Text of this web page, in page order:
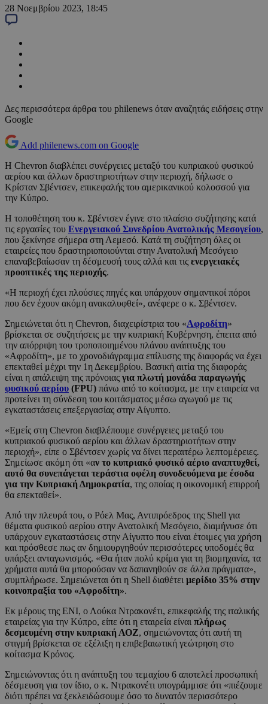
28 Νοεμβρίου 2023, 18:45
Δες περισσότερα άρθρα του philenews όταν αναζητάς ειδήσεις στην
Google
Add philenews.com on Google
Η Chevron διαβλέπει συνέργειες μεταξύ του κυπριακού φυσικού
αερίου και άλλων δραστηριοτήτων στην περιοχή, δήλωσε ο
Κρίσταν Σβέντσεν, επικεφαλής του αμερικανικού κολοσσού για
την Κύπρο.
Η τοποθέτηση του κ. Σβέντσεν έγινε στο πλαίσιο συζήτησης κατά
τις εργασίες του Ενεργειακού Συνεδρίου Ανατολικής Μεσογείου,
που ξεκίνησε σήμερα στη Λεμεσό. Κατά τη συζήτηση όλες οι
εταιρείες που δραστηριοποιούνται στην Ανατολική Μεσόγειο
επαναβεβαίωσαν τη δέσμευσή τους αλλά και τις ενεργειακές
προοπτικές της περιοχής.
«Η περιοχή έχει πλούσιες πηγές και υπάρχουν σημαντικοί πόροι
που δεν έχουν ακόμη ανακαλυφθεί», ανέφερε ο κ. Σβέντσεν.
Σημειώνεται ότι η Chevron, διαχειρίστρια του «Αφροδίτη»
βρίσκεται σε συζητήσεις με την κυπριακή Κυβέρνηση, έπειτα από
την απόρριψη του τροποποιημένου πλάνου ανάπτυξης του
«Αφροδίτη», με το χρονοδιάγραμμα επίλυσης της διαφοράς να έχει
επεκταθεί μέχρι την 1η Δεκεμβρίου. Βασική αιτία της διαφοράς
είναι η απάλειψη της πρόνοιας για πλωτή μονάδα παραγωγής
φυσικού αερίου (FPU) πάνω από το κοίτασμα, με την εταιρεία να
προτείνει τη σύνδεση του κοιτάσματος μέσω αγωγού με τις
εγκαταστάσεις επεξεργασίας στην Αίγυπτο.
«Εμείς στη Chevron διαβλέπουμε συνέργειες μεταξύ του
κυπριακού φυσικού αερίου και άλλων δραστηριοτήτων στην
περιοχή», είπε ο Σβέντσεν χωρίς να δίνει περαιτέρω λεπτομέρειες.
Σημείωσε ακόμη ότι «αν το κυπριακό φυσικό αέριο αναπτυχθεί,
αυτό θα συνεπάγεται τεράστια οφέλη συνοδευόμενα με έσοδα
για την Κυπριακή Δημοκρατία, της οποίας η οικονομική επιρροή
θα επεκταθεί».
Από την πλευρά του, ο Ρόελ Μας, Αντιπρόεδρος της Shell για
θέματα φυσικού αερίου στην Ανατολική Μεσόγειο, διαμήνυσε ότι
υπάρχουν εγκαταστάσεις στην Αίγυπτο που είναι έτοιμες για χρήση
και πρόσθεσε πως αν δημιουργηθούν περισσότερες υποδομές θα
υπάρξει ανταγωνισμός. «Θα ήταν πολύ κρίμα για τη βιομηχανία, τα
χρήματα αυτά θα μπορούσαν να δαπανηθούν σε άλλα πράγματα»,
συμπλήρωσε. Σημειώνεται ότι η Shell διαθέτει μερίδιο 35% στην
κοινοπραξία του «Αφροδίτη».
Εκ μέρους της ΕΝΙ, ο Λούκα Ντρακονέτι, επικεφαλής της ιταλικής
εταιρείας για την Κύπρο, είπε ότι η εταιρεία είναι πλήρως
δεσμευμένη στην κυπριακή ΑΟΖ, σημειώνοντας ότι αυτή τη
στιγμή βρίσκεται σε εξέλιξη η επιβεβαιωτική γεώτρηση στο
κοίτασμα Κρόνος.
Σημειώνοντας ότι η ανάπτυξη του τεμαχίου 6 αποτελεί προσωπική
δέσμευση για τον ίδιο, ο κ. Ντρακονέτι υπογράμμισε ότι «πιέζουμε
διότι πρέπει να ξεκλειδώσουμε όσο το δυνατόν περισσότερο